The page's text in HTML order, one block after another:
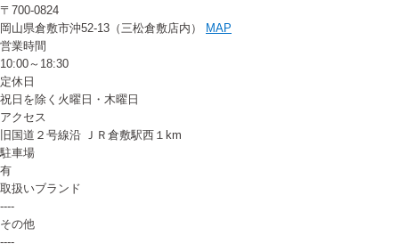
〒700-0824
岡山県倉敷市沖52-13（三松倉敷店内）
MAP
営業時間
10:00～18:30
定休日
祝日を除く火曜日・木曜日
アクセス
旧国道２号線沿 ＪＲ倉敷駅西１km
駐車場
有
取扱いブランド
----
その他
----